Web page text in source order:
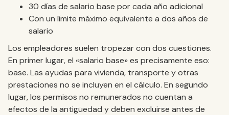
30 días de salario base por cada año adicional
Con un límite máximo equivalente a dos años de
salario
Los empleadores suelen tropezar con dos cuestiones.
En primer lugar, el «salario base» es precisamente eso:
base. Las ayudas para vivienda, transporte y otras
prestaciones no se incluyen en el cálculo. En segundo
lugar, los permisos no remunerados no cuentan a
efectos de la antigüedad y deben excluirse antes de